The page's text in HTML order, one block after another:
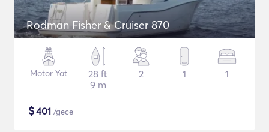
Rodman Fisher & Cruiser 870
Motor Yat
28 ft
9 m
2 1 1
$401 /gece